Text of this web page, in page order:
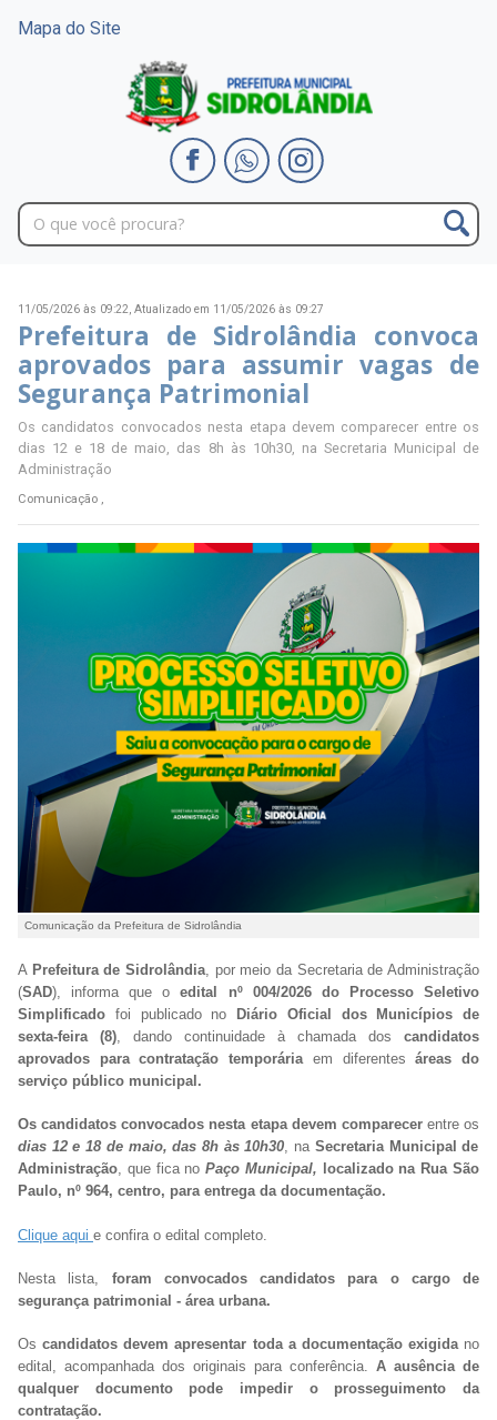
Mapa do Site
11/05/2026 às 09:22, Atualizado em 11/05/2026 às 09:27
Prefeitura de Sidrolândia convoca
aprovados para assumir vagas de
Segurança Patrimonial
Os candidatos convocados nesta etapa devem comparecer entre os
dias 12 e 18 de maio, das 8h às 10h30, na Secretaria Municipal de
Administração
Comunicação ,
Comunicação da Prefeitura de Sidrolândia
A Prefeitura de Sidrolândia, por meio da Secretaria de Administração
(SAD), informa que o edital nº 004/2026 do Processo Seletivo
Simplificado foi publicado no
Diário Oficial dos Municípios de
sexta-feira (8), dando continuidade à chamada dos candidatos
aprovados para contratação temporária em diferentesáreas do
serviço público municipal.
Os candidatos convocados nesta etapa devem comparecerentre os
dias 12 e 18 de maio, das 8h às 10h30, naSecretaria Municipal de
Administração, que fica noPaço Municipal, localizado na Rua São
Paulo, nº 964, centro, para entrega da documentação.
Clique aqui e confira o edital completo.
Nesta lista,
foram convocados candidatos para o cargo de
segurança patrimonial - área urbana.
Oscandidatos devem apresentar toda a documentação exigida no
edital, acompanhada dos originais para conferência.
A ausência de
qualquer documento pode impedir o prosseguimento da
contratação.